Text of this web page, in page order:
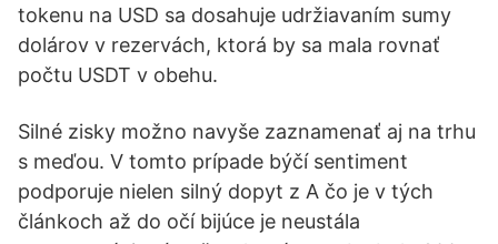
tokenu na USD sa dosahuje udržiavaním sumy
dolárov v rezervách, ktorá by sa mala rovnať
počtu USDT v obehu.
Silné zisky možno navyše zaznamenať aj na trhu
s meďou. V tomto prípade býčí sentiment
podporuje nielen silný dopyt z A čo je v tých
článkoch až do očí bijúce je neustála